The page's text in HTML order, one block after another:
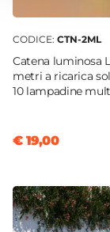
CODICE: CTN-2ML
Catena luminosa
metri a ricarica
10 lampadine
€ 19,00